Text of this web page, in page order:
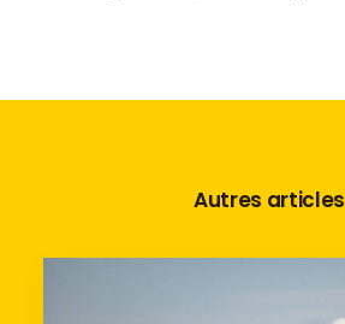
Autres articles